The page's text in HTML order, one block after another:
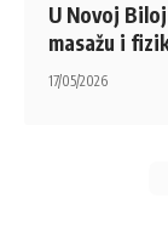
U Novoj
masažu i
17/05/2026